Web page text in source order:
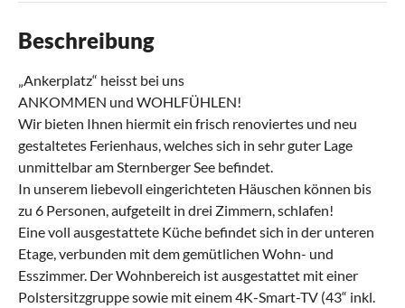
Beschreibung
„Ankerplatz“ heisst bei uns
ANKOMMEN und WOHLFÜHLEN!
Wir bieten Ihnen hiermit ein frisch renoviertes und neu
gestaltetes Ferienhaus, welches sich in sehr guter Lage
unmittelbar am Sternberger See befindet.
In unserem liebevoll eingerichteten Häuschen können bis
zu 6 Personen, aufgeteilt in drei Zimmern, schlafen!
Eine voll ausgestattete Küche befindet sich in der unteren
Etage, verbunden mit dem gemütlichen Wohn- und
Esszimmer. Der Wohnbereich ist ausgestattet mit einer
Polstersitzgruppe sowie mit einem 4K-Smart-TV (43“ inkl.